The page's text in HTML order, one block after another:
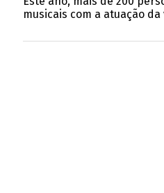
musicais com a atuação